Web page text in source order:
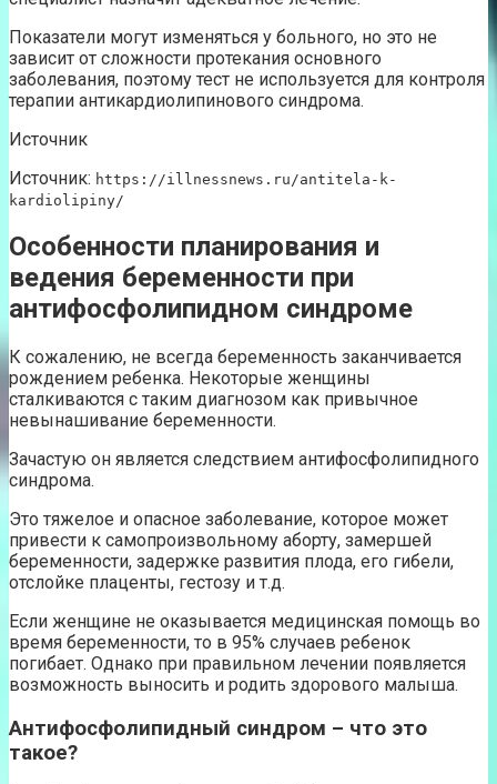
Показатели могут изменяться у больного, но это не
зависит от сложности протекания основного
заболевания, поэтому тест не используется для контроля
терапии антикардиолипинового синдрома.
Источник
Источник: https://illnessnews.ru/antitela-k-
kardiolipiny/
Особенности планирования и
ведения беременности при
антифосфолипидном синдроме
К сожалению, не всегда беременность заканчивается
рождением ребенка. Некоторые женщины
сталкиваются с таким диагнозом как привычное
невынашивание беременности.
Зачастую он является следствием антифосфолипидного
синдрома.
Это тяжелое и опасное заболевание, которое может
привести к самопроизвольному аборту, замершей
беременности, задержке развития плода, его гибели,
отслойке плаценты, гестозу и т.д.
Если женщине не оказывается медицинская помощь во
время беременности, то в 95% случаев ребенок
погибает. Однако при правильном лечении появляется
возможность выносить и родить здорового малыша.
Антифосфолипидный синдром – что это
такое?